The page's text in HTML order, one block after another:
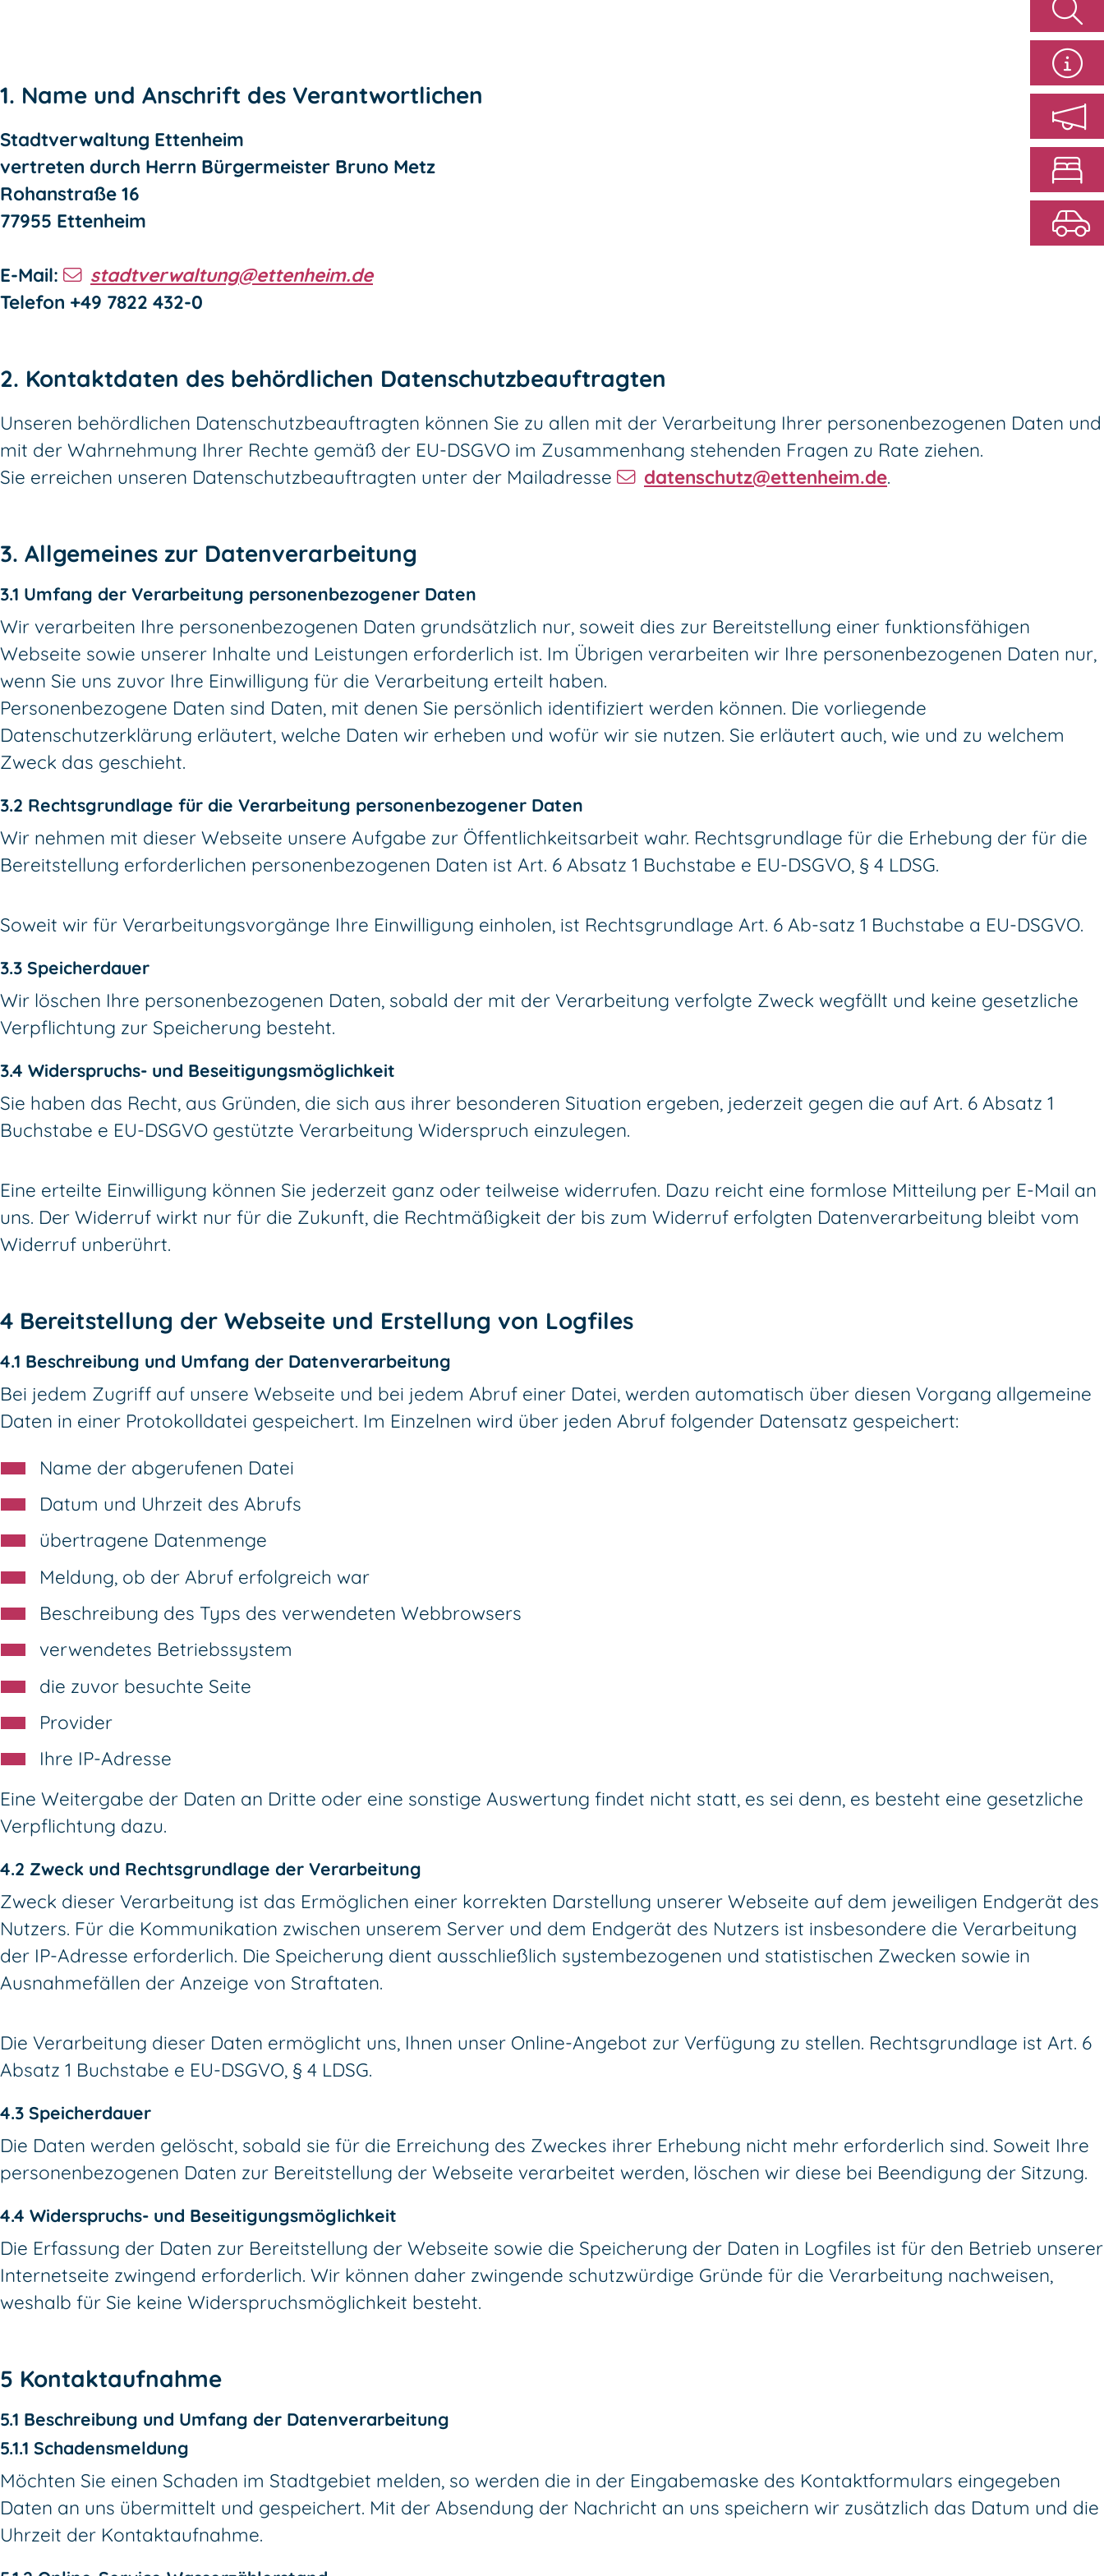
1. Name und Anschrift des Verantwortlichen
Stadtverwaltung Ettenheim
vertreten durch Herrn Bürgermeister Bruno Metz
Rohanstraße 16
77955 Ettenheim
E-Mail:
stadtverwaltung@ettenheim.de
Telefon +49 7822 432-0
2. Kontaktdaten des behördlichen Datenschutzbeauftragten
Unseren behördlichen Datenschutzbeauftragten können Sie zu allen mit der Verarbeitung Ihrer personenbezogenen Daten und
mit der Wahrnehmung Ihrer Rechte gemäß der EU-DSGVO im Zusammenhang stehenden Fragen zu Rate ziehen.
Sie erreichen unseren Datenschutzbeauftragten unter der Mailadresse
datenschutz@ettenheim.de.
3. Allgemeines zur Datenverarbeitung
3.1 Umfang der Verarbeitung personenbezogener Daten
Wir verarbeiten Ihre personenbezogenen Daten grundsätzlich nur, soweit dies zur Bereitstellung einer funktionsfähigen
Webseite sowie unserer Inhalte und Leistungen erforderlich ist. Im Übrigen verarbeiten wir Ihre personenbezogenen Daten nur,
wenn Sie uns zuvor Ihre Einwilligung für die Verarbeitung erteilt haben.
Personenbezogene Daten sind Daten, mit denen Sie persönlich identifiziert werden können. Die vorliegende
Datenschutzerklärung erläutert, welche Daten wir erheben und wofür wir sie nutzen. Sie erläutert auch, wie und zu welchem
Zweck das geschieht.
3.2 Rechtsgrundlage für die Verarbeitung personenbezogener Daten
Wir nehmen mit dieser Webseite unsere Aufgabe zur Öffentlichkeitsarbeit wahr. Rechtsgrundlage für die Erhebung der für die
Bereitstellung erforderlichen personenbezogenen Daten ist Art. 6 Absatz 1 Buchstabe e EU-DSGVO, § 4 LDSG.
Soweit wir für Verarbeitungsvorgänge Ihre Einwilligung einholen, ist Rechtsgrundlage Art. 6 Ab-satz 1 Buchstabe a EU-DSGVO.
3.3 Speicherdauer
Wir löschen Ihre personenbezogenen Daten, sobald der mit der Verarbeitung verfolgte Zweck wegfällt und keine gesetzliche
Verpflichtung zur Speicherung besteht.
3.4 Widerspruchs- und Beseitigungsmöglichkeit
Sie haben das Recht, aus Gründen, die sich aus ihrer besonderen Situation ergeben, jederzeit gegen die auf Art. 6 Absatz 1
Buchstabe e EU-DSGVO gestützte Verarbeitung Widerspruch einzulegen.
Eine erteilte Einwilligung können Sie jederzeit ganz oder teilweise widerrufen. Dazu reicht eine formlose Mitteilung per E-Mail an
uns. Der Widerruf wirkt nur für die Zukunft, die Rechtmäßigkeit der bis zum Widerruf erfolgten Datenverarbeitung bleibt vom
Widerruf unberührt.
4 Bereitstellung der Webseite und Erstellung von Logfiles
4.1 Beschreibung und Umfang der Datenverarbeitung
Bei jedem Zugriff auf unsere Webseite und bei jedem Abruf einer Datei, werden automatisch über diesen Vorgang allgemeine
Daten in einer Protokolldatei gespeichert. Im Einzelnen wird über jeden Abruf folgender Datensatz gespeichert:
Name der abgerufenen Datei
Datum und Uhrzeit des Abrufs
übertragene Datenmenge
Meldung, ob der Abruf erfolgreich war
Beschreibung des Typs des verwendeten Webbrowsers
verwendetes Betriebssystem
die zuvor besuchte Seite
Provider
Ihre IP-Adresse
Eine Weitergabe der Daten an Dritte oder eine sonstige Auswertung findet nicht statt, es sei denn, es besteht eine gesetzliche
Verpflichtung dazu.
4.2 Zweck und Rechtsgrundlage der Verarbeitung
Zweck dieser Verarbeitung ist das Ermöglichen einer korrekten Darstellung unserer Webseite auf dem jeweiligen Endgerät des
Nutzers. Für die Kommunikation zwischen unserem Server und dem Endgerät des Nutzers ist insbesondere die Verarbeitung
der IP-Adresse erforderlich. Die Speicherung dient ausschließlich systembezogenen und statistischen Zwecken sowie in
Ausnahmefällen der Anzeige von Straftaten.
Die Verarbeitung dieser Daten ermöglicht uns, Ihnen unser Online-Angebot zur Verfügung zu stellen. Rechtsgrundlage ist Art. 6
Absatz 1 Buchstabe e EU-DSGVO, § 4 LDSG.
4.3 Speicherdauer
Die Daten werden gelöscht, sobald sie für die Erreichung des Zweckes ihrer Erhebung nicht mehr erforderlich sind. Soweit Ihre
personenbezogenen Daten zur Bereitstellung der Webseite verarbeitet werden, löschen wir diese bei Beendigung der Sitzung.
4.4 Widerspruchs- und Beseitigungsmöglichkeit
Die Erfassung der Daten zur Bereitstellung der Webseite sowie die Speicherung der Daten in Logfiles ist für den Betrieb unserer
Internetseite zwingend erforderlich. Wir können daher zwingende schutzwürdige Gründe für die Verarbeitung nachweisen,
weshalb für Sie keine Widerspruchsmöglichkeit besteht.
5 Kontaktaufnahme
5.1 Beschreibung und Umfang der Datenverarbeitung
5.1.1 Schadensmeldung
Möchten Sie einen Schaden im Stadtgebiet melden, so werden die in der Eingabemaske des Kontaktformulars eingegeben
Daten an uns übermittelt und gespeichert. Mit der Absendung der Nachricht an uns speichern wir zusätzlich das Datum und die
Uhrzeit der Kontaktaufnahme.